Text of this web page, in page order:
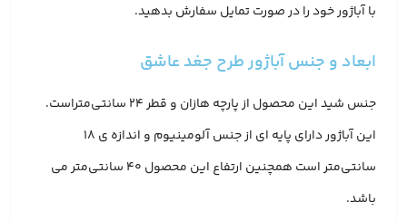
با آباژور خود را در صورت تمایل سفارش بدهید.
ابعاد و جنس آباژور طرح جغد عاشق
جنس شید این محصول از پارچه هازان و قطر 24 سانتی‌متراست.
این آباژور دارای پایه ای از جنس آلومینیوم و اندازه ی 18
سانتی‌متر است همچنین ارتفاع این محصول 40 سانتی‌متر می
باشد.